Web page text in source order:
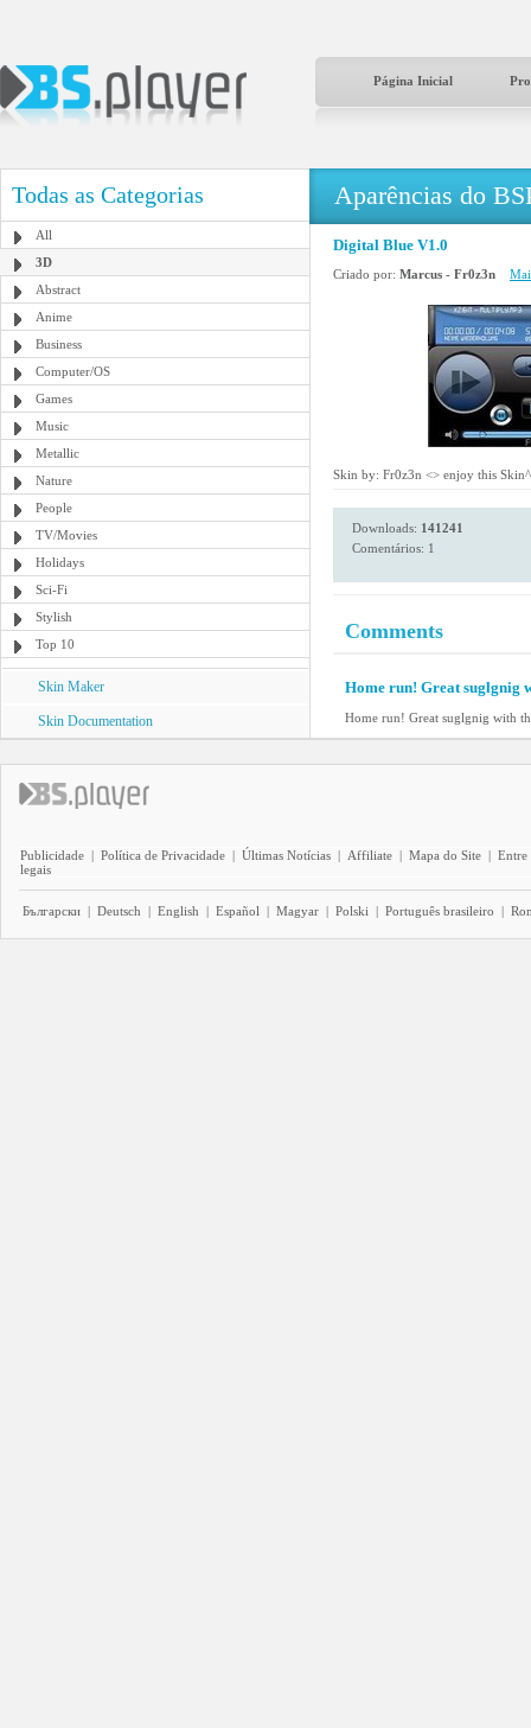
Página Inicial
Todas as Categorias
All
3D
Abstract
Anime
Business
Computer/OS
Games
Music
Metallic
Nature
People
TV/Movies
Holidays
Sci-Fi
Stylish
Top 10
Skin Maker
Skin Documentation
Aparências do
Digital Blue V1.0
Criado por: Marcus - Fr0z3n
Skin by: Fr0z3n <> enjoy this
Downloads: 141241
Comentários: 1
Comments
Home run! Great suglgnig
Home run! Great suglgnig with
Publicidade | Política de Privacidade | Últimas Notícias | Affiliate | Mapa do Site | Entre
legais
Български | Deutsch | English | Español | Magyar | Polski | Português brasileiro |